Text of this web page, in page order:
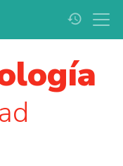
history